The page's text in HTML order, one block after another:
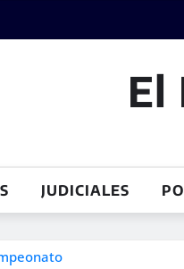
El
JUDICIALES